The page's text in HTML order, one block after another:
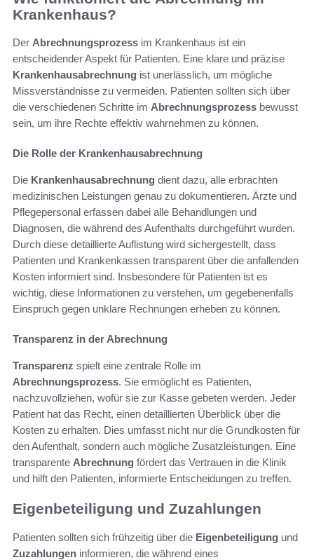
Krankenhaus?
Der Abrechnungsprozess im Krankenhaus ist ein
entscheidender Aspekt für Patienten. Eine klare und präzise
Krankenhausabrechnung ist unerlässlich, um mögliche
Missverständnisse zu vermeiden. Patienten sollten sich über
die verschiedenen Schritte im Abrechnungsprozess bewusst
sein, um ihre Rechte effektiv wahrnehmen zu können.
Die Rolle der Krankenhausabrechnung
Die Krankenhausabrechnung dient dazu, alle erbrachten
medizinischen Leistungen genau zu dokumentieren. Ärzte und
Pflegepersonal erfassen dabei alle Behandlungen und
Diagnosen, die während des Aufenthalts durchgeführt wurden.
Durch diese detaillierte Auflistung wird sichergestellt, dass
Patienten und Krankenkassen transparent über die anfallenden
Kosten informiert sind. Insbesondere für Patienten ist es
wichtig, diese Informationen zu verstehen, um gegebenenfalls
Einspruch gegen unklare Rechnungen erheben zu können.
Transparenz in der Abrechnung
Transparenz spielt eine zentrale Rolle im
Abrechnungsprozess. Sie ermöglicht es Patienten,
nachzuvollziehen, wofür sie zur Kasse gebeten werden. Jeder
Patient hat das Recht, einen detaillierten Überblick über die
Kosten zu erhalten. Dies umfasst nicht nur die Grundkosten für
den Aufenthalt, sondern auch mögliche Zusatzleistungen. Eine
transparente Abrechnung fördert das Vertrauen in die Klinik
und hilft den Patienten, informierte Entscheidungen zu treffen.
Eigenbeteiligung und Zuzahlungen
Patienten sollten sich frühzeitig über die Eigenbeteiligung und
Zuzahlungen informieren, die während eines